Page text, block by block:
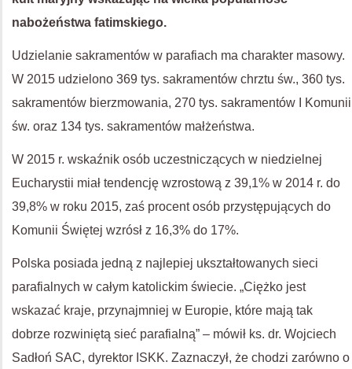
nabożeństwa fatimskiego.
Udzielanie sakramentów w parafiach ma charakter masowy.
W 2015 udzielono 369 tys. sakramentów chrztu św., 360 tys.
sakramentów bierzmowania, 270 tys. sakramentów I Komunii
św. oraz 134 tys. sakramentów małżeństwa.
W 2015 r. wskaźnik osób uczestniczących w niedzielnej
Eucharystii miał tendencję wzrostową z 39,1% w 2014 r. do
39,8% w roku 2015, zaś procent osób przystępujących do
Komunii Świętej wzrósł z 16,3% do 17%.
Polska posiada jedną z najlepiej ukształtowanych sieci
parafialnych w całym katolickim świecie. „Ciężko jest
wskazać kraje, przynajmniej w Europie, które mają tak
dobrze rozwiniętą sieć parafialną” – mówił ks. dr. Wojciech
Sadłoń SAC, dyrektor ISKK. Zaznaczył, że chodzi zarówno o